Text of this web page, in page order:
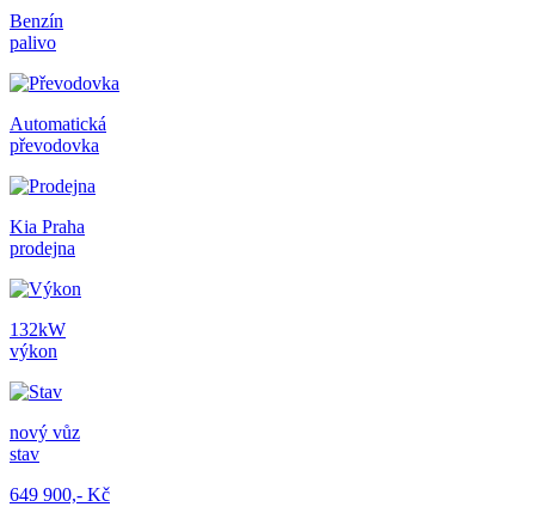
Benzín
palivo
Automatická
převodovka
Kia Praha
prodejna
132kW
výkon
nový vůz
stav
649 900,- Kč